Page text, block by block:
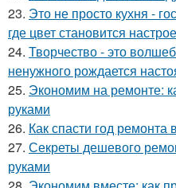
23. Это не просто кухня -
где цвет становится
24. Творчество - это
ненужного рождается
25. Экономим на ремонте:
руками
26. Как спасти год ремонта
27. Секреты дешевого
руками